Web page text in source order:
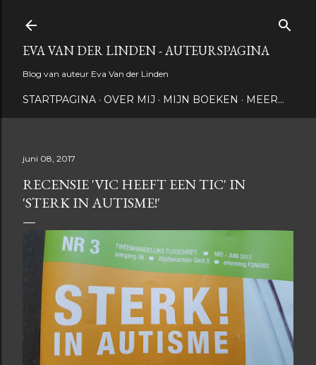
EVA VAN DER LINDEN - AUTEURSPAGINA
Blog van auteur Eva Van der Linden
STARTPAGINA OVER MIJ MIJN BOEKEN MEER…
juni 08, 2017
RECENSIE 'VIC HEEFT EEN TIC' IN
'STERK IN AUTISME!'